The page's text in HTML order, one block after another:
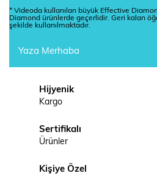
* Videoda kullanılan büyük Effective
Diamond ürünlerde geçerlidir. Geri kalan
şekilde kullanılmaktadır.
Yaza Merhaba
Hijyenik
Kargo
Sertifikalı
Ürünler
Kişiye Özel